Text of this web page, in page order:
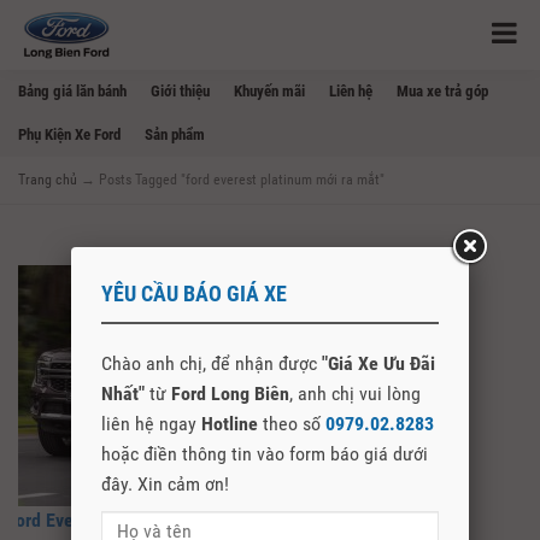
Bảng giá lăn bánh Giới thiệu Khuyến mãi Liên hệ Mua xe trả góp
Phụ Kiện Xe Ford Sản phẩm
Trang chủ → Posts Tagged "ford everest platinum mới ra mắt"
Ford Everest Platinum 2024 Ra Mắt tại Việt Nam
YÊU CẦU BÁO GIÁ XE
Chào anh chị, để nhận được "Giá Xe Ưu Đãi
Nhất" từ Ford Long Biên, anh chị vui lòng
liên hệ ngay Hotline theo số 0979.02.8283
hoặc điền thông tin vào form báo giá dưới
đây. Xin cảm ơn!